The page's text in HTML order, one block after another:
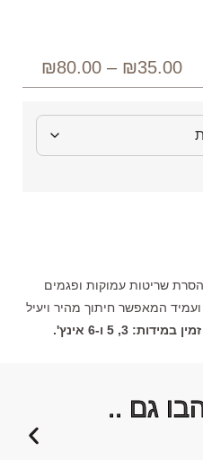
₪35.00
–
₪80.00
שריטות עמוקות ופגמים
המאפשר חיתוך מהיר ויעיל
זמין במידות: 3, 5 ו-6 אינץ'.
גם ..